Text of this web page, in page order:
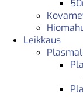
Leikkaus